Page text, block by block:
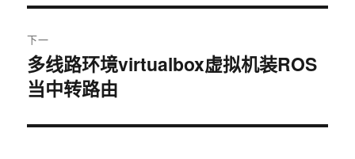
航
文
章：
下一
下
篇
章：
多线路环境virtualbox虚拟机装ROS
当中转路由